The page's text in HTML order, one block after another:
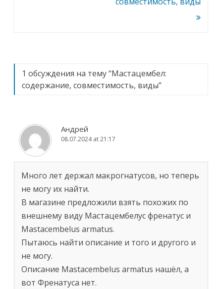
1 обсуждения на тему “Мастацембел:
содержание, совместимость, виды”
Андрей
08.07.2024 at 21:17
Много лет держал макрогнатусов, но теперь
не могу их найти.
В магазине предложили взять похожих по
внешнему виду Мастацембелус френатус и
Mastacembelus armatus.
Пытаюсь найти описание и того и другого и
не могу.
Описание Mastacembelus armatus нашёл, а
вот Френатуса нет.